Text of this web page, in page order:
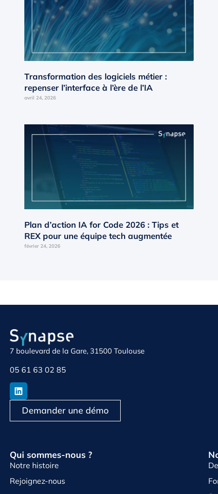
Transformation des logiciels métier :
repenser l’interface à l’ère de l’IA
avril 24, 2026
Plan d’action IA for Code 2026 : Tips et
REX pour une équipe tech augmentée
février 24, 2026
7 boulevard de la Gare, 31500 Toulouse
05 61 63 02 85
Demander une démo
Qui sommes-nous ?
Notre histoire
Rejoignez-nous